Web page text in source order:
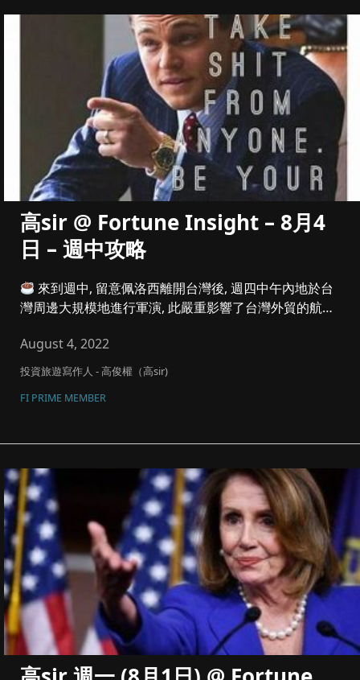
高sir @ Fortune Insight – 8月4
日 – 週中攻略
來到週中, 留意佩洛西離開台灣後, 週四中午內地於台
灣周邊大規模地進行軍演, 此嚴重影響了台灣外貿的航班
August 4, 2022
投資旅遊寫作人 - 高俊權（高sir)
FI PRIME MEMBER